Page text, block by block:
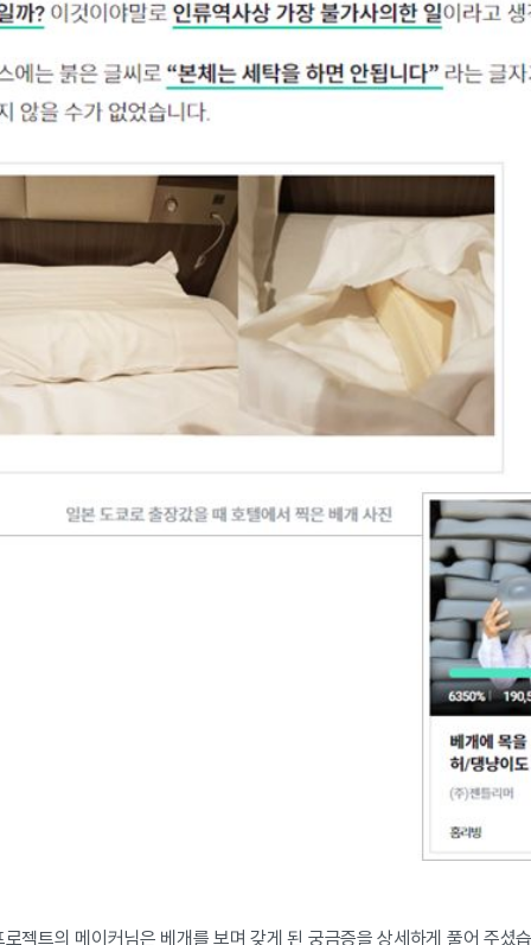
젝트의 메이커님은 베개를 보며 갖게 된 궁금증을 상세하게 풀어 주셨